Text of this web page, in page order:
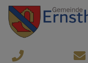
Sprungmarken
Springe direkt zu: